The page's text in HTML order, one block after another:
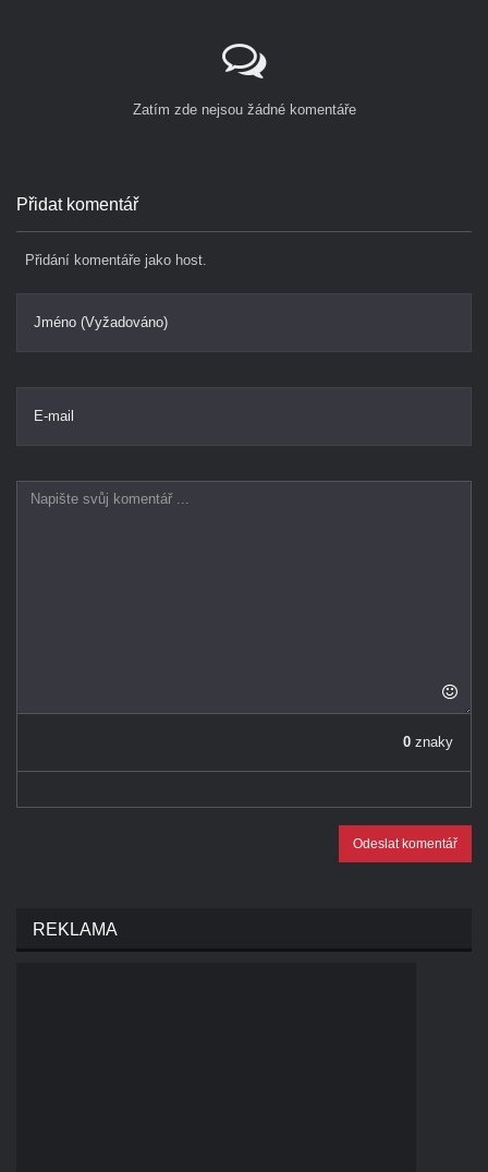
Zatím zde nejsou žádné komentáře
Přidat komentář
Přidání komentáře jako host.
Jméno (Vyžadováno)
E-mail
0 znaky
Odeslat komentář
REKLAMA